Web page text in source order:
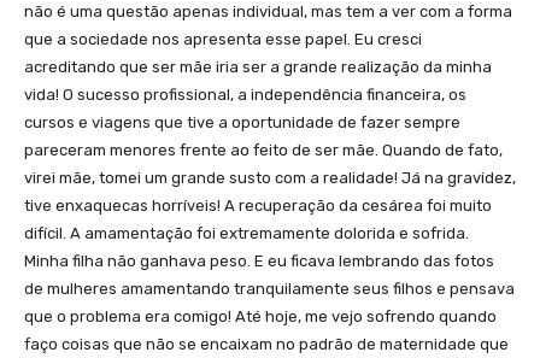
não é uma questão apenas individual, mas tem a ver com a forma
que a sociedade nos apresenta esse papel. Eu cresci
acreditando que ser mãe iria ser a grande realização da minha
vida! O sucesso profissional, a independência financeira, os
cursos e viagens que tive a oportunidade de fazer sempre
pareceram menores frente ao feito de ser mãe. Quando de fato,
virei mãe, tomei um grande susto com a realidade! Já na gravidez,
tive enxaquecas horríveis! A recuperação da cesárea foi muito
difícil. A amamentação foi extremamente dolorida e sofrida.
Minha filha não ganhava peso. E eu ficava lembrando das fotos
de mulheres amamentando tranquilamente seus filhos e pensava
que o problema era comigo! Até hoje, me vejo sofrendo quando
faço coisas que não se encaixam no padrão de maternidade que